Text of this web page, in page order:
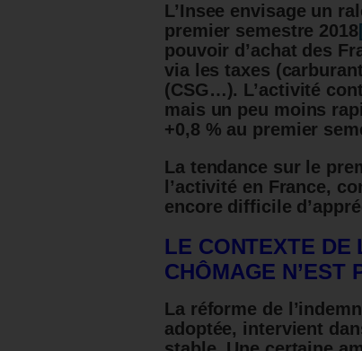
L’Insee envisage un
premier semestre 2018
pouvoir d’achat des
via les taxes
(CSG…). L’activité
mais un peu moins
+0,8 % au premier
La tendance sur le
l’activité en France,
encore difficile
LE CONTEXTE DE
CHÔMAGE N’EST
La réforme de
adoptée, intervient